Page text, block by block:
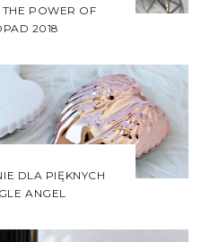
POWER OF
2018
DLA PIĘKNYCH
ANGEL